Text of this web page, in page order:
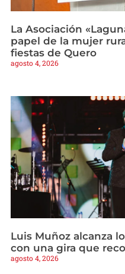
La Asociación
papel de la mujer
fiestas de Quero
agosto 4, 2026
Luis Muñoz alcanza
con una gira que
agosto 4, 2026